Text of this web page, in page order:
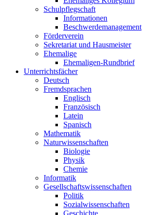
Schulpflegschaft
Informationen
Beschwerdemanagement
Förderverein
Sekretariat und Hausmeister
Ehemalige
Ehemaligen-Rundbrief
Unterrichtsfächer
Deutsch
Fremdsprachen
Englisch
Französisch
Latein
Spanisch
Mathematik
Naturwissenschaften
Biologie
Physik
Chemie
Informatik
Gesellschaftswissenschaften
Politik
Sozialwissenschaften
Geschichte